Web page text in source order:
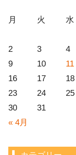
月
火 水
« 4月
2
3 4
9
10 11
16
17 18
23
24 25
30
31